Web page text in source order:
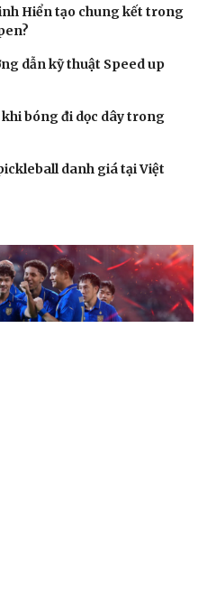
Hiển tạo chung kết trong
dẫn kỹ thuật Speed up
bóng đi dọc dây trong
danh giá tại Việt